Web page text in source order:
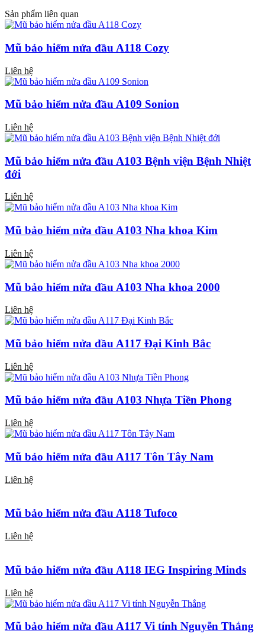
Sản phẩm liên quan
Mũ bảo hiểm nửa đầu A118 Cozy
Liên hệ
Mũ bảo hiểm nửa đầu A109 Sonion
Liên hệ
Mũ bảo hiểm nửa đầu A103 Bệnh viện Bệnh Nhiệt
đới
Liên hệ
Mũ bảo hiểm nửa đầu A103 Nha khoa Kim
Liên hệ
Mũ bảo hiểm nửa đầu A103 Nha khoa 2000
Liên hệ
Mũ bảo hiểm nửa đầu A117 Đại Kinh Bắc
Liên hệ
Mũ bảo hiểm nửa đầu A103 Nhựa Tiền Phong
Liên hệ
Mũ bảo hiểm nửa đầu A117 Tôn Tây Nam
Liên hệ
Mũ bảo hiểm nửa đầu A118 Tufoco
Liên hệ
Mũ bảo hiểm nửa đầu A118 IEG Inspiring Minds
Liên hệ
Mũ bảo hiểm nửa đầu A117 Vi tính Nguyễn Thắng